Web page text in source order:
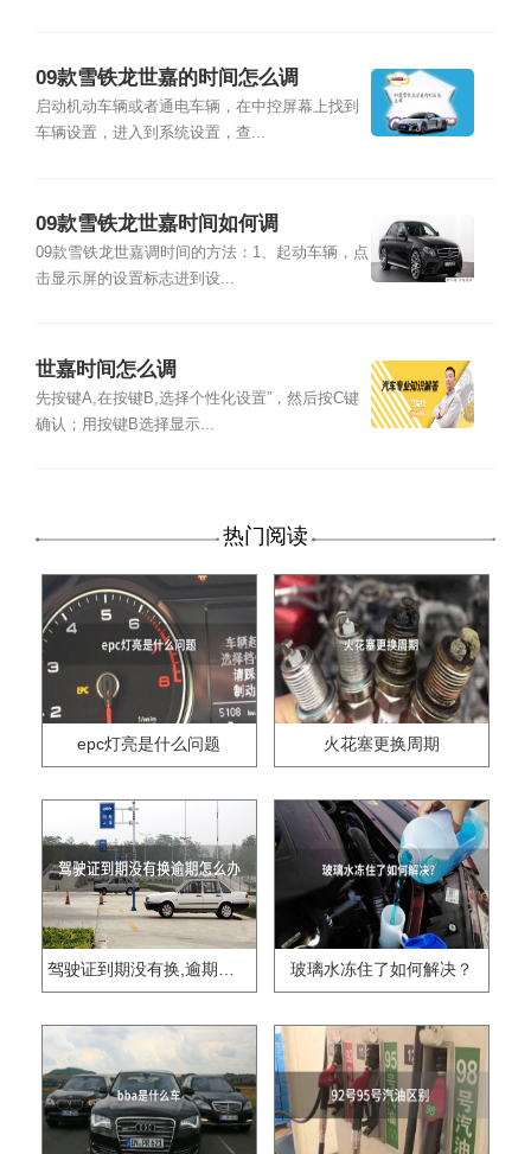
09款雪铁龙世嘉的时间怎么调
启动机动车辆或者通电车辆，在中控屏幕上找到
车辆设置，进入到系统设置，查...
09款雪铁龙世嘉时间如何调
09款雪铁龙世嘉调时间的方法：1、起动车辆，点
击显示屏的设置标志进到设...
世嘉时间怎么调
先按键A,在按键B,选择个性化设置”，然后按C键
确认；用按键B选择显示...
热门阅读
epc灯亮是什么问题 火花塞更换周期
驾驶证到期没有换,逾期怎么办?? 玻璃水冻住了如何解决？